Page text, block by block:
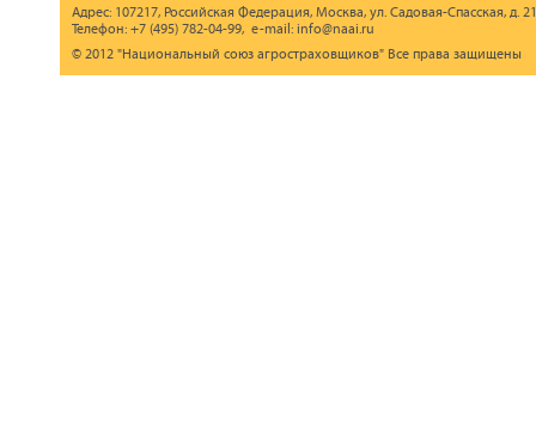
Адрес: 107217, Российская Федерация, Москва, ул. Садовая-Спасская, д.
Телефон: +7 (495) 782-04-99, e-mail: info@naai.ru
© 2012 "Национальный союз агростраховщиков" Все права защищены